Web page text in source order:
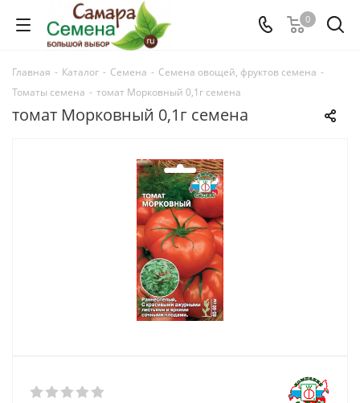
0
Главная - Каталог - Семена - Семена овощей, фруктов семена -
Томаты семена - томат Морковный 0,1г семена
томат Морковный 0,1г семена